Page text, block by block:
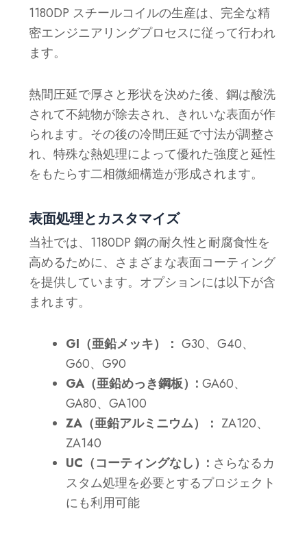
1180DP スチールコイルの生産は、完全な精
密エンジニアリングプロセスに従って行われ
ます。
熱間圧延で厚さと形状を決めた後、鋼は酸洗
されて不純物が除去され、きれいな表面が作
られます。その後の冷間圧延で寸法が調整さ
れ、特殊な熱処理によって優れた強度と延性
をもたらす二相微細構造が形成されます。
表面処理とカスタマイズ
当社では、1180DP 鋼の耐久性と耐腐食性を
高めるために、さまざまな表面コーティング
を提供しています。オプションには以下が含
まれます。
GI（亜鉛メッキ）： G30、G40、
G60、G90
GA（亜鉛めっき鋼板）: GA60、
GA80、GA100
ZA（亜鉛アルミニウム）： ZA120、
ZA140
UC（コーティングなし）: さらなるカ
スタム処理を必要とするプロジェクト
にも利用可能